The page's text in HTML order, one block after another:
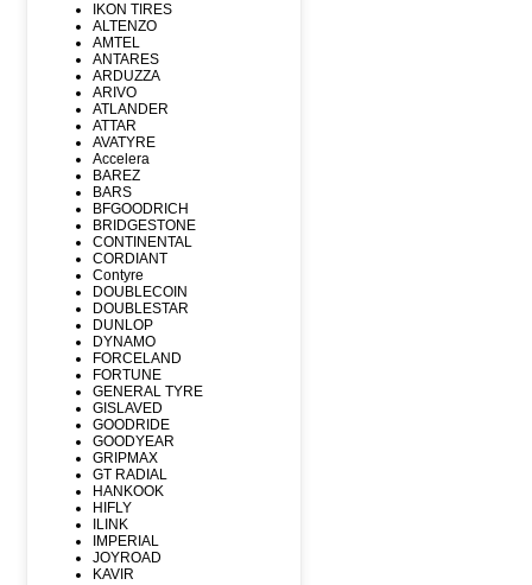
IKON TIRES
ALTENZO
AMTEL
ANTARES
ARDUZZA
ARIVO
ATLANDER
ATTAR
AVATYRE
Accelera
BAREZ
BARS
BFGOODRICH
BRIDGESTONE
CONTINENTAL
CORDIANT
Contyre
DOUBLECOIN
DOUBLESTAR
DUNLOP
DYNAMO
FORCELAND
FORTUNE
GENERAL TYRE
GISLAVED
GOODRIDE
GOODYEAR
GRIPMAX
GT RADIAL
HANKOOK
HIFLY
ILINK
IMPERIAL
JOYROAD
KAVIR